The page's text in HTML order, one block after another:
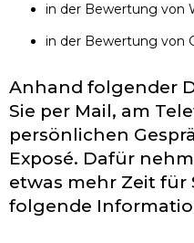
in der Bewertung von
in der Bewertung von
Anhand folgender
Sie per Mail, am
persönlichen
Exposé. Dafür
etwas mehr Zeit für
folgende